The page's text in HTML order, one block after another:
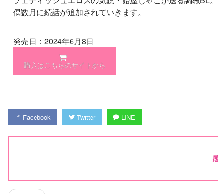
偶数月に続話が追加されていきます。
発売日：2024年6月8日
購入はこちらのサイトから
Facebook Twitter LINE